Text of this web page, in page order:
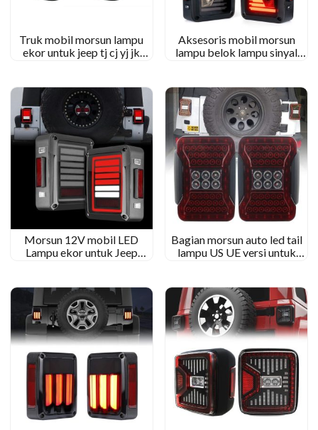
Truk mobil morsun lampu
ekor untuk jeep tj cj yj jk
Aksesoris mobil morsun
lampu belok lampu sinyal
Morsun 12V mobil LED
Lampu ekor untuk Jeep
Bagian morsun auto led tail
lampu US UE versi untuk